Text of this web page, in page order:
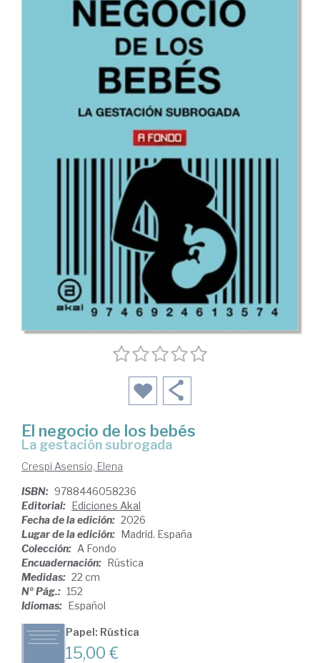
El negocio de los bebés
La gestación subrogada
Crespi Asensio, Elena
ISBN: 9788446058236
Editorial: Ediciones Akal
Fecha de la edición: 2026
Lugar de la edición: Madrid. España
Colección: A Fondo
Encuadernación: Rústica
Medidas: 22 cm
Nº Pág.: 152
Idiomas: Español
Papel: Rústica
15,00 €